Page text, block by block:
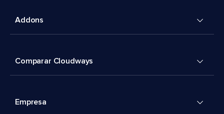
Addons
Comparar Cloudways
Empresa